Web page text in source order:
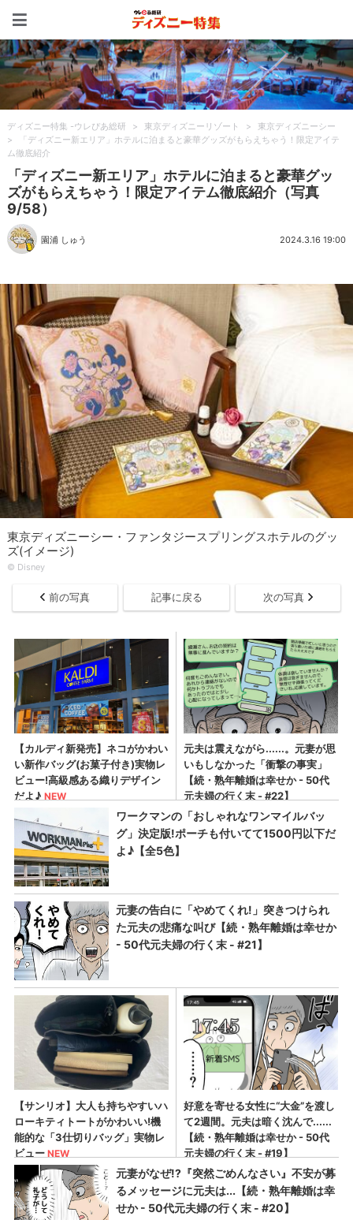
ディズニー特集 -ウレぴあ総研 > 東京ディズニーリゾート >
東京ディズニーシー
>
「ディズニー新エリア」ホテルに泊まると豪華グッズがもらえちゃう！限定アイテ
ム徹底紹介
「ディズニー新エリア」ホテルに泊まると豪華グッ
ズがもらえちゃう！限定アイテム徹底紹介（写真
9/58）
園浦 しゅう 2024.3.16 19:00
東京ディズニーシー・ファンタジースプリングスホテルのグッ
ズ(イメージ)
© Disney
前の写真 記事に戻る 次の写真